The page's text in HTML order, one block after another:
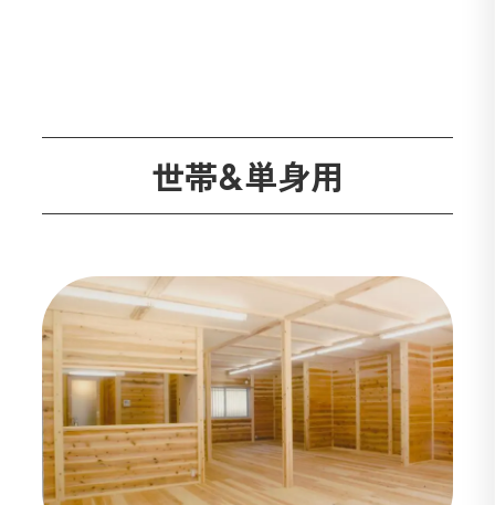
世帯＆単身用